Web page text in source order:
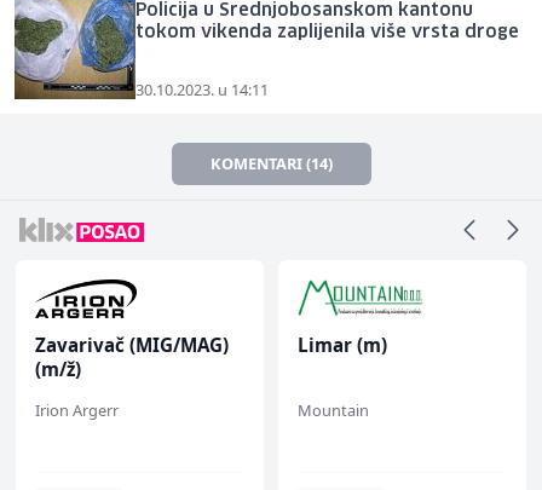
Policija u Srednjobosanskom kantonu
tokom vikenda zaplijenila više vrsta droge
30.10.2023. u 14:11
KOMENTARI (14)
Zavarivač (MIG/MAG)
(m/ž)
Irion Argerr
Limar (m)
Mountain